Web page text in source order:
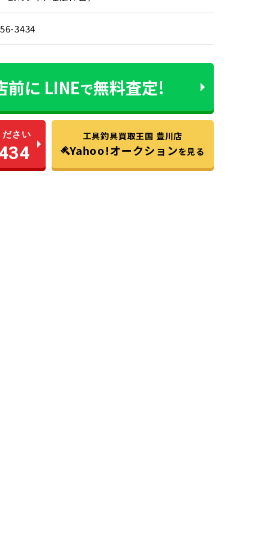
3434
前に LINEで無料査定!
さい 工具釣具買取王国 豊川店
Yahoo!オークションを見る